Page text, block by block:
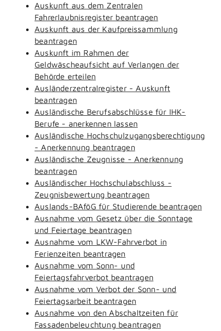
Auskunft aus dem Zentralen
Fahrerlaubnisregister beantragen
Auskunft aus der Kaufpreissammlung
beantragen
Auskunft im Rahmen der
Geldwäscheaufsicht auf Verlangen der
Behörde erteilen
Ausländerzentralregister - Auskunft
beantragen
Ausländische Berufsabschlüsse für IHK-
Berufe - anerkennen lassen
Ausländische Hochschulzugangsberechtigung
- Anerkennung beantragen
Ausländische Zeugnisse - Anerkennung
beantragen
Ausländischer Hochschulabschluss -
Zeugnisbewertung beantragen
Auslands-BAföG für Studierende beantragen
Ausnahme vom Gesetz über die Sonntage
und Feiertage beantragen
Ausnahme vom LKW-Fahrverbot in
Ferienzeiten beantragen
Ausnahme vom Sonn- und
Feiertagsfahrverbot beantragen
Ausnahme vom Verbot der Sonn- und
Feiertagsarbeit beantragen
Ausnahme von den Abschaltzeiten für
Fassadenbeleuchtung beantragen